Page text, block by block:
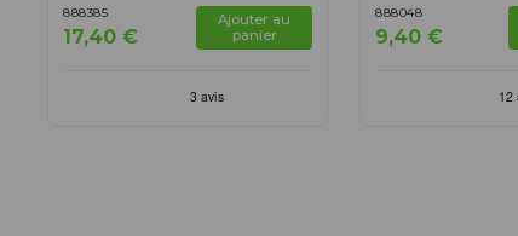
888385
17,40 €
Ajouter au
panier
888048
9,40 €